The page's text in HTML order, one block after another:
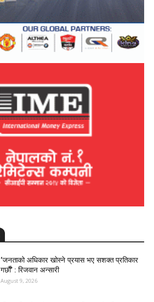
‘जनताको अधिकार खोस्ने प्रयास भए सशक्त प्रतिकार
गर्छौं’ : रिजवान अन्सारी
August 9, 2026